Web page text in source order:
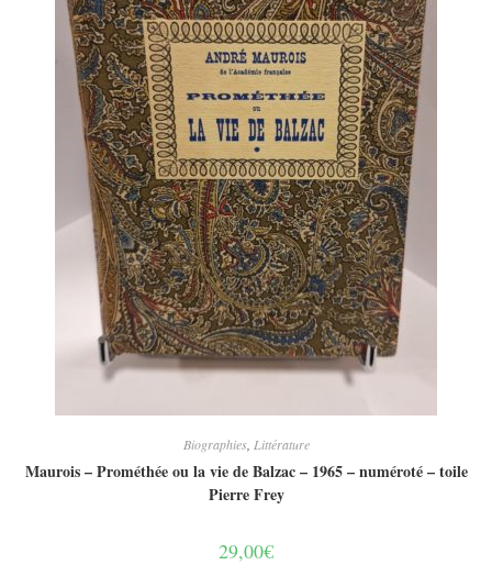
Biographies, Littérature
Maurois – Prométhée ou la vie de Balzac – 1965 – numéroté – toile
Pierre Frey
29,00€